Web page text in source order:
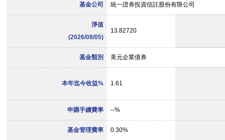
基金公司 統一證券投資信託股份有限公司
淨值
(2026/08/05)
13.82720
基金類別 美元企業債券
本年迄今收益% 1.61
申購手續費率 --%
基金管理費率 0.30%